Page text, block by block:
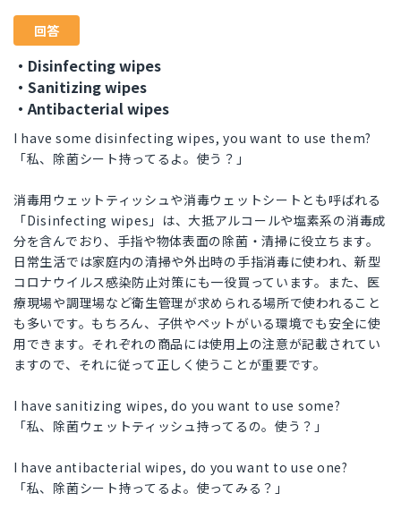
回答
・Disinfecting wipes
・Sanitizing wipes
・Antibacterial wipes
I have some disinfecting wipes, you want to use them?
「私、除菌シート持ってるよ。使う？」
消毒用ウェットティッシュや消毒ウェットシートとも呼ばれる
「Disinfecting wipes」は、大抵アルコールや塩素系の消毒成
分を含んでおり、手指や物体表面の除菌・清掃に役立ちます。
日常生活では家庭内の清掃や外出時の手指消毒に使われ、新型
コロナウイルス感染防止対策にも一役買っています。また、医
療現場や調理場など衛生管理が求められる場所で使われること
も多いです。もちろん、子供やペットがいる環境でも安全に使
用できます。それぞれの商品には使用上の注意が記載されてい
ますので、それに従って正しく使うことが重要です。
I have sanitizing wipes, do you want to use some?
「私、除菌ウェットティッシュ持ってるの。使う？」
I have antibacterial wipes, do you want to use one?
「私、除菌シート持ってるよ。使ってみる？」